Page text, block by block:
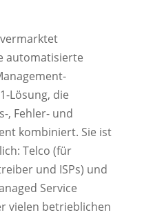
automatisierte
Lösung, die
, Fehler- und
kombiniert. Sie ist
Telco (für
und ISPs) und
Service
vielen betrieblichen